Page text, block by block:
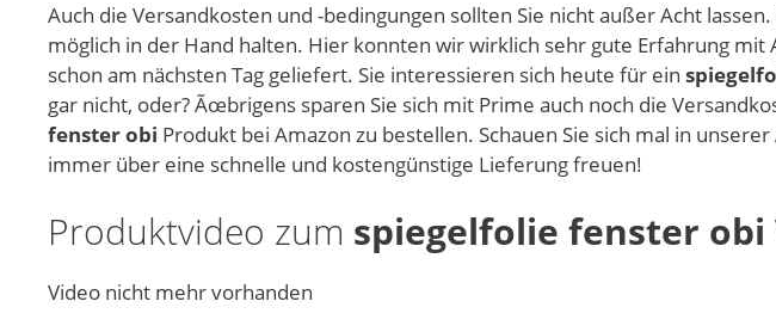
Auch die Versandkosten und -bedingungen sollten Sie nicht außer Acht
möglich in der Hand halten. Hier konnten wir wirklich sehr gute Erfahrung
schon am nächsten Tag geliefert. Sie interessieren sich heute für ein
gar nicht, oder? Ãœbrigens sparen Sie sich mit Prime auch noch die
fenster obi Produkt bei Amazon zu bestellen. Schauen Sie sich mal in
immer über eine schnelle und kostengünstige Lieferung freuen!
Produktvideo zum spiegelfolie fenster obi
Video nicht mehr vorhanden